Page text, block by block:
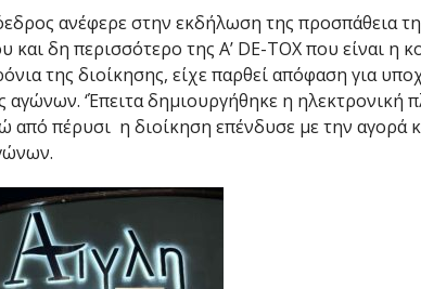
ανέφερε στην εκδήλωση της προσπάθεια
και δη περισσότερο της A’ DE-TOX που είναι
της διοίκησης, είχε παρθεί απόφαση για
αγώνων. ‘Έπειτα δημιουργήθηκε η ηλεκτρονική
από πέρυσι η διοίκηση επένδυσε με την αγορά